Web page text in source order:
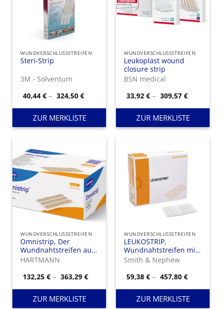
WUNDVERSCHLUSSSTREIFEN
Steri-Strip
3M - Solventum
40,44€ – 324,50€Preisspanne:
40,44 €
bis
324,50 €
ZUR MERKLISTE
WUNDVERSCHLUSSSTREIFEN
Leukoplast wound
closure strip
BSN medical
33,92€ – 309,57€
33,92 €
bis
309,57 €
ZUR MERKLISTE
WUNDVERSCHLUSSSTREIFEN
Omnistrip, Der
Wundnahtstreifen aus
Vliesstoff mit
Haftkraft.
HARTMANN
132,25€ – 363,29€Preisspanne:
132,25 €
bis
ZUR MERKLISTE
WUNDVERSCHLUSSSTREIFEN
LEUKOSTRIP,
Wundnahtstreifen mit
programmierter
Rückstellkraft.
Smith & Nephew
59,38€ – 457,80€
59,38 €
bis
457,80 €
ZUR MERKLISTE